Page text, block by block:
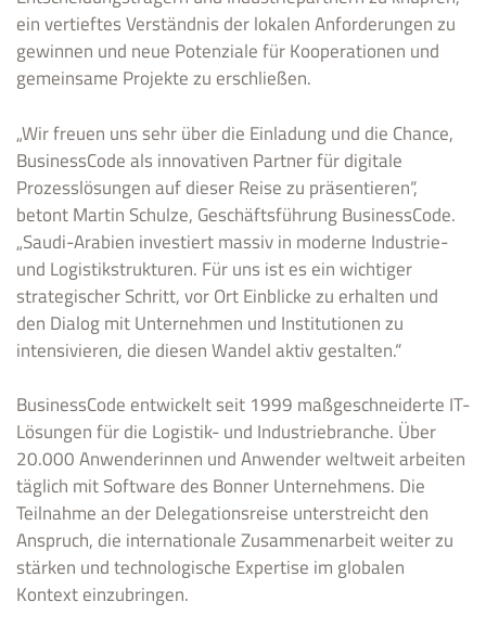
ein vertieftes Verständnis der lokalen Anforderungen zu
gewinnen und neue Potenziale für Kooperationen und
gemeinsame Projekte zu erschließen.
„Wir freuen uns sehr über die Einladung und die Chance,
BusinessCode als innovativen Partner für digitale
Prozesslösungen auf dieser Reise zu präsentieren“,
betont Martin Schulze, Geschäftsführung BusinessCode.
„Saudi-Arabien investiert massiv in moderne Industrie-
und Logistikstrukturen. Für uns ist es ein wichtiger
strategischer Schritt, vor Ort Einblicke zu erhalten und
den Dialog mit Unternehmen und Institutionen zu
intensivieren, die diesen Wandel aktiv gestalten.“
BusinessCode entwickelt seit 1999 maßgeschneiderte IT-
Lösungen für die Logistik- und Industriebranche. Über
20.000 Anwenderinnen und Anwender weltweit arbeiten
täglich mit Software des Bonner Unternehmens. Die
Teilnahme an der Delegationsreise unterstreicht den
Anspruch, die internationale Zusammenarbeit weiter zu
stärken und technologische Expertise im globalen
Kontext einzubringen.